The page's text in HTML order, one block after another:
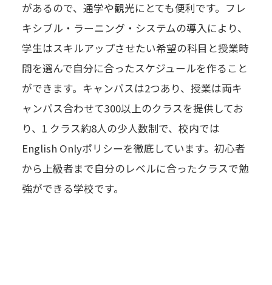
があるので、通学や観光にとても便利です。フレ
キシブル・ラーニング・システムの導入により、
学生はスキルアップさせたい希望の科目と授業時
間を選んで自分に合ったスケジュールを作ること
ができます。キャンパスは2つあり、授業は両キ
ャンパス合わせて300以上のクラスを提供してお
り、1 クラス約8人の少人数制で、校内では
English Onlyポリシーを徹底しています。初心者
から上級者まで自分のレベルに合ったクラスで勉
強ができる学校です。